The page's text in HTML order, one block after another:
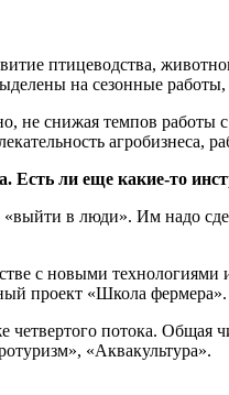
птицеводства,
на сезонные работы,
не снижая темпов
ли еще какие-то
в люди». Им надо
с новыми
проект «Школа фермера».
четвертого потока.
«Аквакультура».